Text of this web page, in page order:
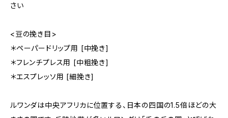
さい
<豆の挽き目>
＊ペーパードリップ用 [中挽き]
＊フレンチプレス用 [中粗挽き]
＊エスプレッソ用 [細挽き]
ルワンダは中央アフリカに位置する、日本の四国の1.5倍ほどの大